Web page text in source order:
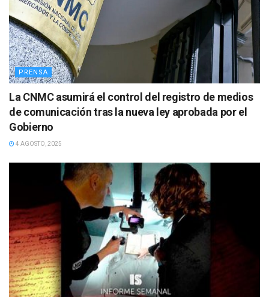
PRENSA
La CNMC asumirá el control del registro de medios
de comunicación tras la nueva ley aprobada por el
Gobierno
4 AGOSTO, 2025